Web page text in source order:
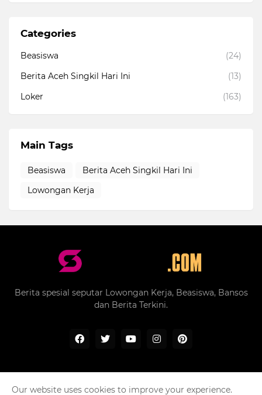
Categories
Beasiswa
(24)
Berita Aceh Singkil Hari Ini
(13)
Loker
(163)
Main Tags
Beasiswa
Berita Aceh Singkil Hari Ini
Lowongan Kerja
Berita spesial seputar Lowongan Kerja, Beasiswa, Bansos
dan Berita Terkini.
Our website uses cookies to improve your experience.